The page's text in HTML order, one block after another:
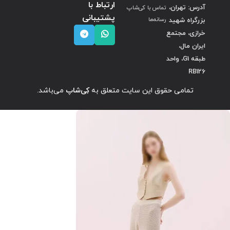
آدرس: تهران،
بزرگراه شهید
خرازی، مجتمع
ایران مال،
طبقه G1، واحد
RB126
تماس با کی‌شاپ
رسانه‌ها
ارتباط با
پشتیبانی
تمامی حقوق این سایت متعلق بهکِی‌شاپ می‌باشد.